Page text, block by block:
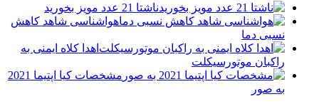
ناشتا 21 عدد مویز بخورید
هواشناسی شاهد کاهش
نسبی دما
اهدا کلاه ایمنی به
راکبان موتورسیکلت
مشخصات کیا اپتیما 2021
به صور